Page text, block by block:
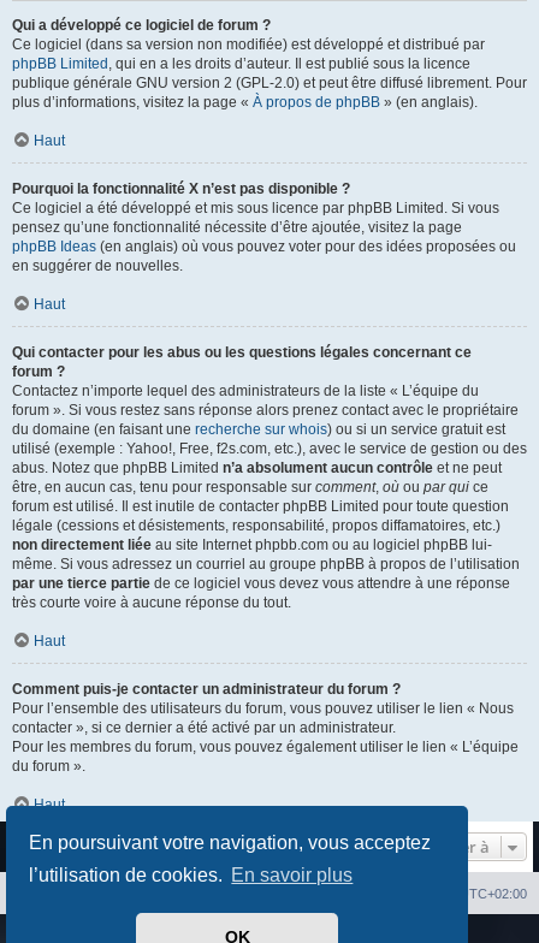
En poursuivant votre navigation, vous acceptez
l’utilisation de cookies. En savoir plus
OK
Qui a développé ce logiciel de forum ?
Ce logiciel (dans sa version non modifiée) est développé et distribué par
phpBB Limited , qui en a les droits d’auteur. Il est publié sous la licence
publique générale GNU version 2 (GPL-2.0) et peut être diffusé librement. Pour
plus d’informations, visitez la page « À propos de phpBB » (en anglais).
Haut
Pourquoi la fonctionnalité X n’est pas disponible ?
Ce logiciel a été développé et mis sous licence par phpBB Limited. Si vous
pensez qu’une fonctionnalité nécessite d’être ajoutée, visitez la page
phpBB Ideas (en anglais) où vous pouvez voter pour des idées proposées ou
en suggérer de nouvelles.
Haut
Qui contacter pour les abus ou les questions légales concernant ce
forum ?
Contactez n’importe lequel des administrateurs de la liste « L’équipe du
forum ». Si vous restez sans réponse alors prenez contact avec le propriétaire
du domaine (en faisant une recherche sur whois) ou si un service gratuit est
utilisé (exemple : Yahoo!, Free, f2s.com, etc.), avec le service de gestion ou des
abus. Notez que phpBB Limited n’a absolument aucun contrôle et ne peut
être, en aucun cas, tenu pour responsable sur comment, où ou par qui ce
forum est utilisé. Il est inutile de contacter phpBB Limited pour toute question
légale (cessions et désistements, responsabilité, propos diffamatoires, etc.)
non directement liée au site Internet phpbb.com ou au logiciel phpBB lui-
même. Si vous adressez un courriel au groupe phpBB à propos de l’utilisation
par une tierce partie de ce logiciel vous devez vous attendre à une réponse
très courte voire à aucune réponse du tout.
Haut
Comment puis-je contacter un administrateur du forum ?
Pour l’ensemble des utilisateurs du forum, vous pouvez utiliser le lien « Nous
contacter », si ce dernier a été activé par un administrateur.
Pour les membres du forum, vous pouvez également utiliser le lien « L’équipe
du forum ».
Haut
Aller à
UTC+02:00
phpBB® Forum Software © phpBB Limited